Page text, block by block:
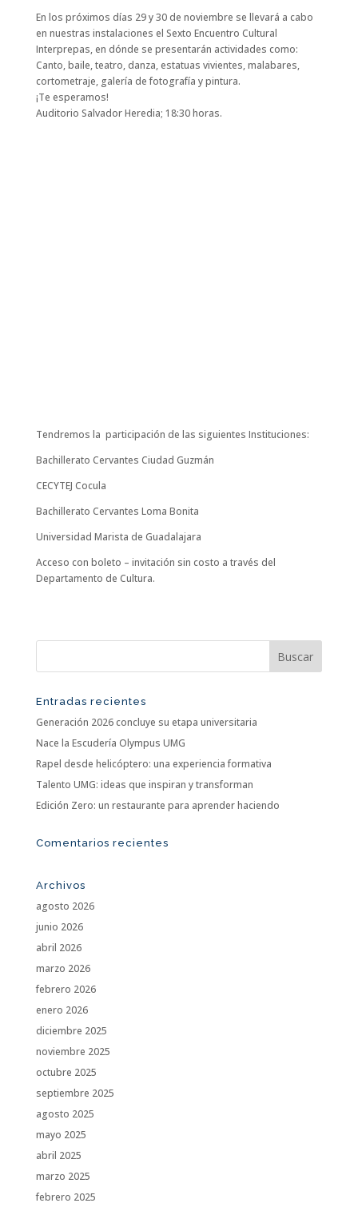
En los próximos días 29 y 30 de noviembre se llevará a cabo
en nuestras instalaciones el Sexto Encuentro Cultural
Interprepas, en dónde se presentarán actividades como:
Canto, baile, teatro, danza, estatuas vivientes, malabares,
cortometraje, galería de fotografía y pintura.
¡Te esperamos!
Auditorio Salvador Heredia; 18:30 horas.
Tendremos la participación de las siguientes Instituciones:
Bachillerato Cervantes Ciudad Guzmán
CECYTEJ Cocula
Bachillerato Cervantes Loma Bonita
Universidad Marista de Guadalajara
Acceso con boleto – invitación sin costo a través del
Departamento de Cultura.
Entradas recientes
Generación 2026 concluye su etapa universitaria
Nace la Escudería Olympus UMG
Rapel desde helicóptero: una experiencia formativa
Talento UMG: ideas que inspiran y transforman
Edición Zero: un restaurante para aprender haciendo
Comentarios recientes
Archivos
agosto 2026
junio 2026
abril 2026
marzo 2026
febrero 2026
enero 2026
diciembre 2025
noviembre 2025
octubre 2025
septiembre 2025
agosto 2025
mayo 2025
abril 2025
marzo 2025
febrero 2025